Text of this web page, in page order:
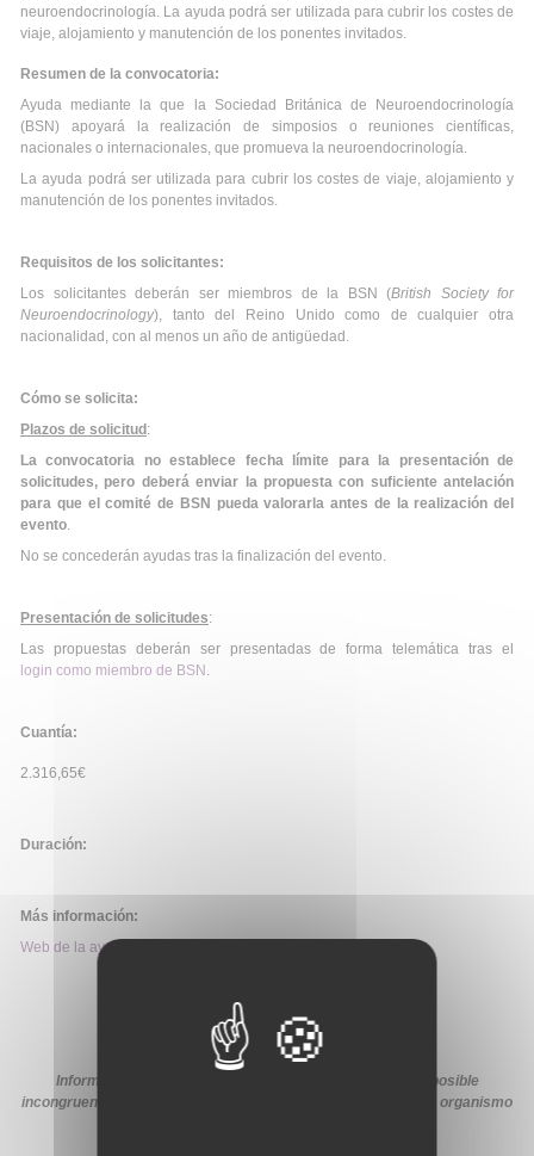
neuroendocrinología. La ayuda podrá ser utilizada para cubrir los costes de
viaje, alojamiento y manutención de los ponentes invitados.
Resumen de la convocatoria:
Ayuda mediante la que la Sociedad Británica de Neuroendocrinología
(BSN) apoyará la realización de simposios o reuniones científicas,
nacionales o internacionales, que promueva la neuroendocrinología.
La ayuda podrá ser utilizada para cubrir los costes de viaje, alojamiento y
manutención de los ponentes invitados.
Requisitos de los solicitantes:
Los solicitantes deberán ser miembros de la BSN (British Society for
Neuroendocrinology), tanto del Reino Unido como de cualquier otra
nacionalidad, con al menos un año de antigüedad.
Cómo se solicita:
Plazos de solicitud :
La convocatoria no establece fecha límite para la presentación de
solicitudes, pero deberá enviar la propuesta con suficiente antelación
para que el comité de BSN pueda valorarla antes de la realización del
evento.
No se concederán ayudas tras la finalización del evento.
Presentación de solicitudes:
Las propuestas deberán ser presentadas de forma telemática tras el
login como miembro de BSN .
Cuantía:
2.316,65€
Duración:
Más información:
Web de la ayuda
Información extraída de la web de la ayuda. En caso de posible
incongruencia, prevalecerá la información proporcionada por organismo